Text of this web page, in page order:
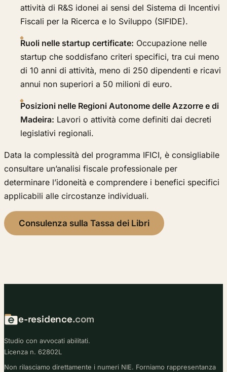
attività di R&S idonei ai sensi del Sistema di Incentivi
Fiscali per la Ricerca e lo Sviluppo (SIFIDE).
Ruoli nelle startup certificate: Occupazione nelle
startup che soddisfano criteri specifici, tra cui meno
di 10 anni di attività, meno di 250 dipendenti e ricavi
annui non superiori a 50 milioni di euro.
Posizioni nelle Regioni Autonome delle Azzorre e di
Madeira: Lavori o attività come definiti dai decreti
legislativi regionali.
Data la complessità del programma IFICI, è consigliabile
consultare un’analisi fiscale professionale per
determinare l’idoneità e comprendere i benefici specifici
applicabili alle circostanze individuali.
Consulenza sulla Tassa dei Libri
e-residence.com
Studio con avvocati abilitati.
Licenza n. 62802L
Non rilasciamo direttamente i numeri NIE. Forniamo rappresentanza